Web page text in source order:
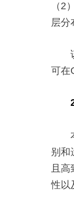
（2
层分
可在
别和
且
性以